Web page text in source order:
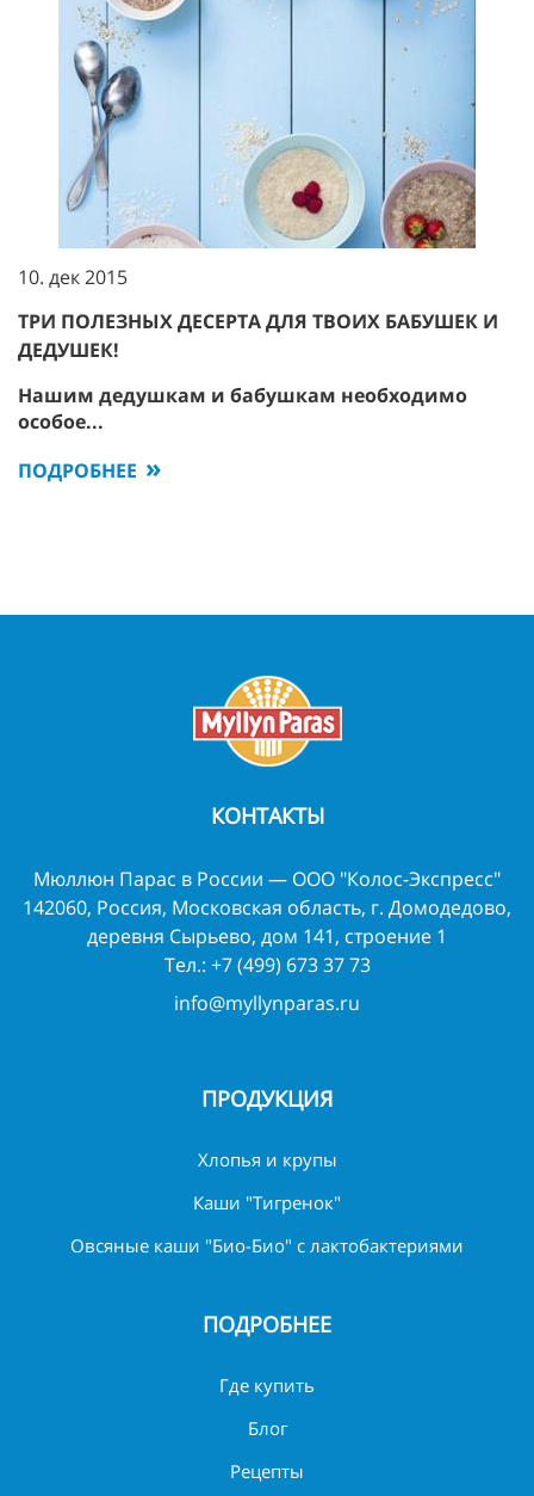
10. дек 2015
ТРИ ПОЛЕЗНЫХ ДЕСЕРТА ДЛЯ ТВОИХ БАБУШЕК И
ДЕДУШЕК!
Нашим дедушкам и бабушкам необходимо
особое...
ПОДРОБНЕЕ
КОНТАКТЫ
Мюллюн Парас в России — ООО "Колос-Экспресс"
142060, Россия, Московская область, г. Домодедово,
деревня Сырьево, дом 141, строение 1
Тел.: +7 (499) 673 37 73
info@myllynparas.ru
ПРОДУКЦИЯ
Хлопья и крупы
Каши "Тигренок"
Овсяные каши "Био-Био" с лактобактериями
ПОДРОБНЕЕ
Где купить
Блог
Рецепты